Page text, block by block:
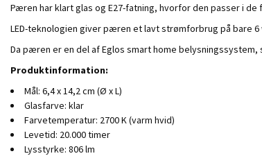
Pæren har klart glas og E27-fatning, hvorfor den passer i
LED-teknologien giver pæren et lavt strømforbrug på bare
Da pæren er en del af Eglos smart home
Produktinformation:
Mål: 6,4 x 14,2 cm (Ø x L)
Glasfarve: klar
Farvetemperatur: 2700 K (varm hvid)
Levetid: 20.000 timer
Lysstyrke: 806 lm